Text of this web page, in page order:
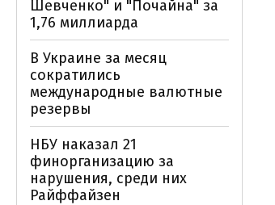
Шевченко" и "Почайна" за
1,76 миллиарда
В Украине за месяц
сократились
международные валютные
резервы
НБУ наказал 21
финорганизацию за
нарушения, среди них
Райффайзен